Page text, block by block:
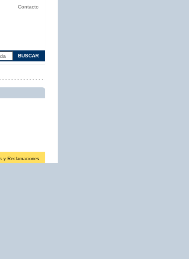
Contacto
y Reclamaciones